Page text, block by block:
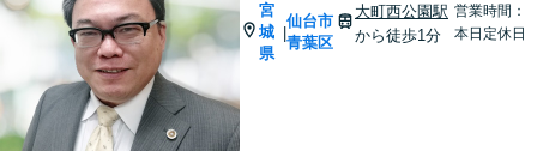
宮
城
県
|
仙台市
青葉区
大町西公園駅
から徒歩1分
営業時間：
本日定休日